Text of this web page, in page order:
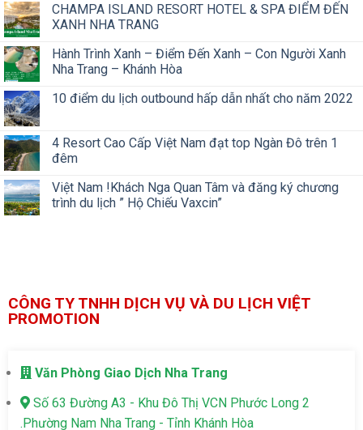
CHAMPA ISLAND RESORT HOTEL & SPA ĐIỂM ĐẾN
XANH NHA TRANG
Hành Trình Xanh – Điểm Đến Xanh – Con Người Xanh
Nha Trang – Khánh Hòa
10 điểm du lịch outbound hấp dẫn nhất cho năm 2022
4 Resort Cao Cấp Việt Nam đạt top Ngàn Đô trên 1
đêm
Việt Nam !Khách Nga Quan Tâm và đăng ký chương
trình du lịch ” Hộ Chiếu Vaxcin”
CÔNG TY TNHH DỊCH VỤ VÀ DU LỊCH VIỆT
PROMOTION
Văn Phòng Giao Dịch Nha Trang
Số 63 Đường A3 - Khu Đô Thị VCN Phước Long 2
.Phường Nam Nha Trang - Tỉnh Khánh Hòa